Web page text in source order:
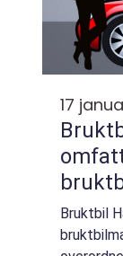
17
Bruktbil